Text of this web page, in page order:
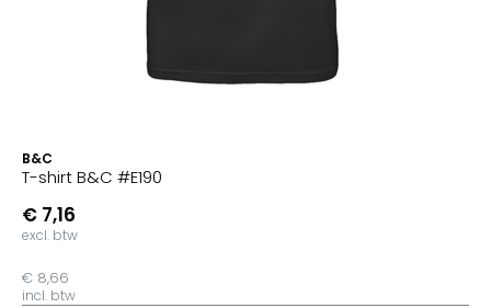
B&C
T-shirt B&C #E190
€ 7,16
excl. btw
€ 8,66
incl. btw